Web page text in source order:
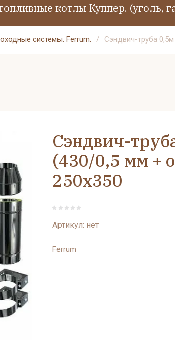
котлы Куппер. (уголь,
системы. Ferrum. / Сэндвич-труба
Сэндвич-
(430/0,5 мм +
250х350
Артикул: нет
Ferrum